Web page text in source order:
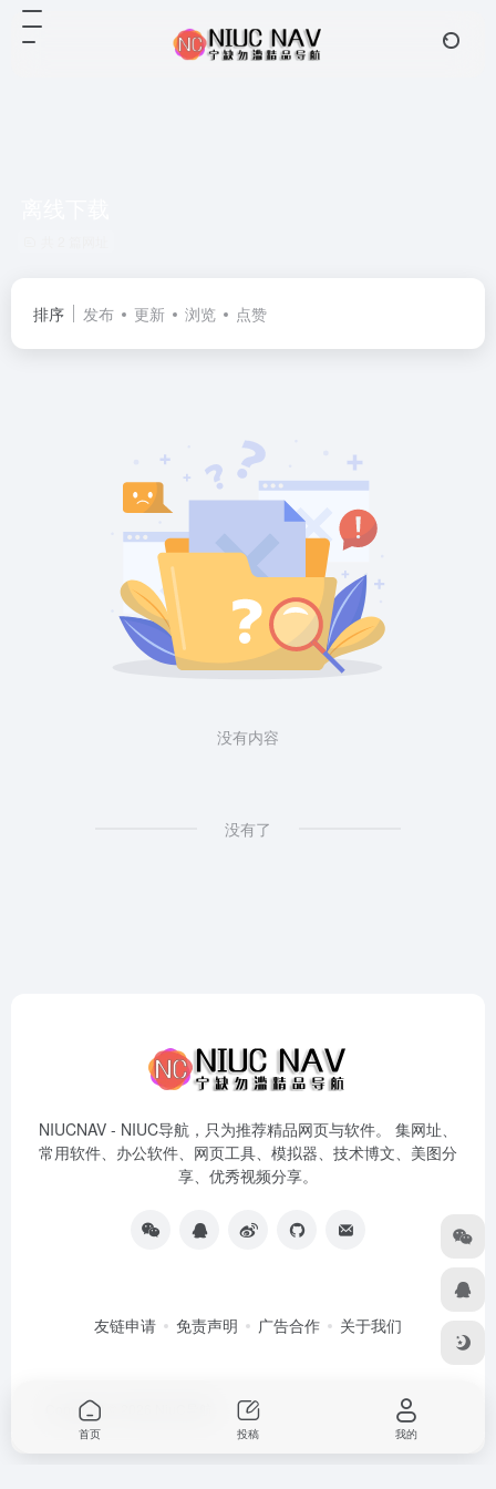
排序 发布 更新 浏览 点赞
没有内容
没有了
NIUCNAV - NIUC导航，只为推荐精品网页与软件。 集网址、
常用软件、办公软件、网页工具、模拟器、技术博文、美图分
享、优秀视频分享。
友链申请 免责声明 广告合作 关于我们
Copyright © 2026
首页 投稿 我的